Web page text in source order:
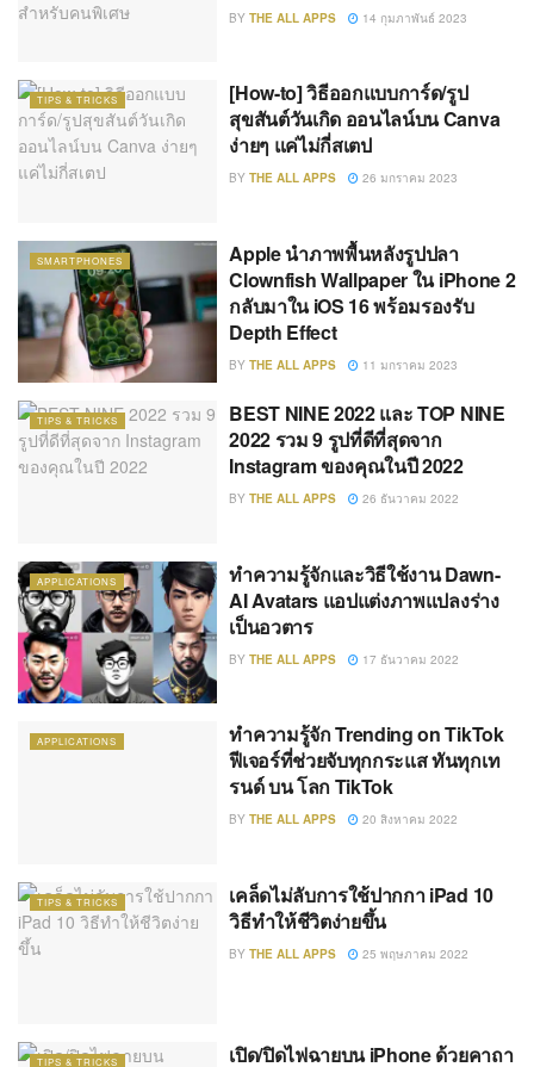
BY THE ALL APPS 14 กุมภาพันธ์ 2023
TIPS & TRICKS
[How-to] วิธีออกแบบการ์ด/รูป
สุขสันต์วันเกิด ออนไลน์บน Canva
ง่ายๆ แค่ไม่กี่สเตป
BY THE ALL APPS 26 มกราคม 2023
SMARTPHONES
Apple นำภาพพื้นหลังรูปปลา
Clownfish Wallpaper ใน iPhone 2
กลับมาใน iOS 16 พร้อมรองรับ
Depth Effect
BY THE ALL APPS 11 มกราคม 2023
TIPS & TRICKS
BEST NINE 2022 และ TOP NINE
2022 รวม 9 รูปที่ดีที่สุดจาก
Instagram ของคุณในปี 2022
BY THE ALL APPS 26 ธันวาคม 2022
APPLICATIONS
ทำความรู้จักและวิธีใช้งาน Dawn-
AI Avatars แอปแต่งภาพแปลงร่าง
เป็นอวตาร
BY THE ALL APPS 17 ธันวาคม 2022
APPLICATIONS
ทำความรู้จัก Trending on TikTok
ฟีเจอร์ที่ช่วยจับทุกกระแส ทันทุกเท
รนด์ บน โลก TikTok
BY THE ALL APPS 20 สิงหาคม 2022
TIPS & TRICKS
เคล็ดไม่ลับการใช้ปากกา iPad 10
วิธีทำให้ชีวิตง่ายขึ้น
BY THE ALL APPS 25 พฤษภาคม 2022
TIPS & TRICKS
เปิด/ปิดไฟฉายบน iPhone ด้วยคาถา